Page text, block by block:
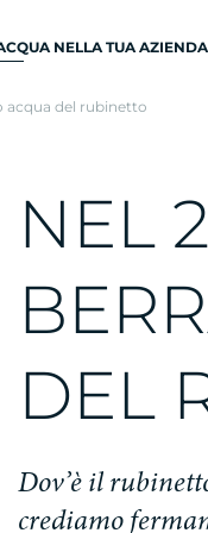
NELLA TUA AZIENDA
RUBINETTO PER
ACQUA
RUBINETTI DA CUCINA
D’ACQUA
EROGATORE ACQUA
FONTANELLA D'ACQUA
acqua del rubinetto
NEL 2
BERR
DEL
Dov’è il rubinett
crediamo ferma